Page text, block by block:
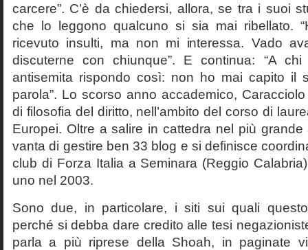
carcere”. C’è da chiedersi, allora, se tra i suoi
che lo leggono qualcuno si sia mai ribellato.
ricevuto insulti, ma non mi interessa. Vado
discuterne con chiunque”. E continua: “A
antisemita rispondo così: non ho mai capito il
parola”. Lo scorso anno accademico,
di filosofia del diritto, nell’ambito del corso di
Europei. Oltre a salire in cattedra nel più grande
vanta di gestire ben 33 blog e si definisce
club di Forza Italia a Seminara (Reggio
uno nel 2003.
Sono due, in particolare, i siti sui quali
perché si debba dare credito alle tesi
parla a più riprese della Shoah, in paginate